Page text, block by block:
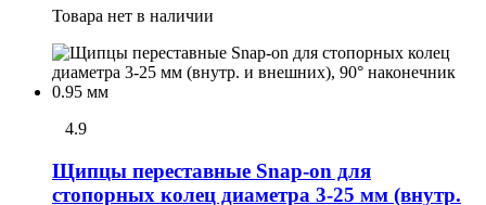
Товара нет в наличии
4.9
Щипцы переставные Snap-on для
стопорных колец диаметра 3-25 мм (внутр.